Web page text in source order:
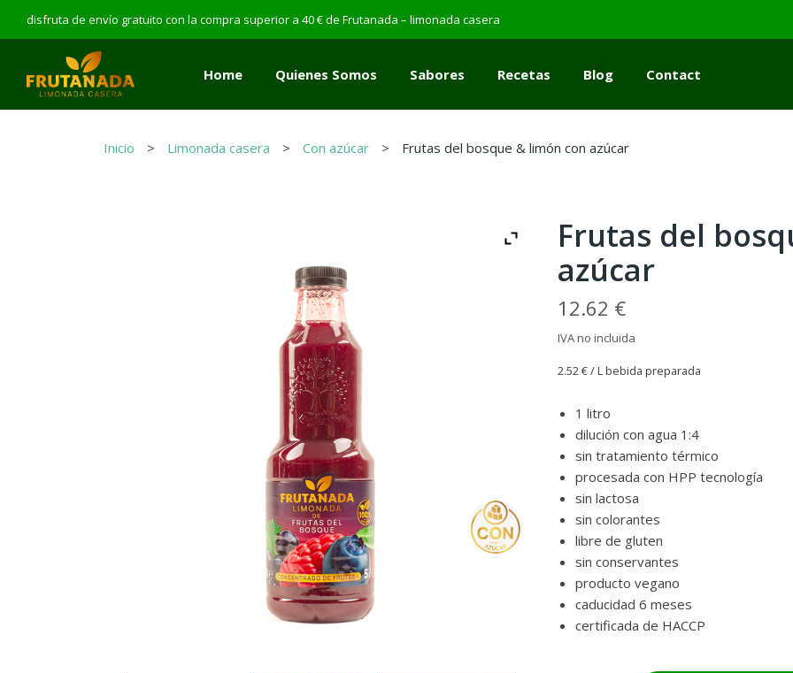
disfruta de envío gratuito con la compra superior a 40 € de Frutanada – limonada casera
Home Quienes Somos Sabores Recetas Blog Contact
Home
Quienes Somos Sabores Recetas Blog
Inicio Limonada casera Con azúcar Frutas del bosque & limón con azúcar
Frutas del
azúcar
12.62 €
IVA no incluida
2.52€/ L bebida preparada
1 litro
dilución con agua 1:4
sin tratamiento térmico
procesada con HPP tecnología
sin lactosa
sin colorantes
libre de gluten
sin conservantes
producto vegano
caducidad 6 meses
certificada de HACCP